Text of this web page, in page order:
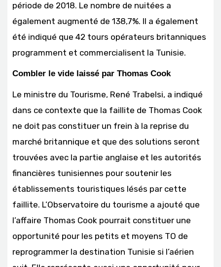
période de 2018. Le nombre de nuitées a
également augmenté de 138,7%. Il a également
été indiqué que 42 tours opérateurs britanniques
programment et commercialisent la Tunisie.
Combler le vide laissé par Thomas Cook
Le ministre du Tourisme, René Trabelsi, a indiqué
dans ce contexte que la faillite de Thomas Cook
ne doit pas constituer un frein à la reprise du
marché britannique et que des solutions seront
trouvées avec la partie anglaise et les autorités
financières tunisiennes pour soutenir les
établissements touristiques lésés par cette
faillite. L’Observatoire du tourisme a ajouté que
l’affaire Thomas Cook pourrait constituer une
opportunité pour les petits et moyens TO de
reprogrammer la destination Tunisie si l’aérien